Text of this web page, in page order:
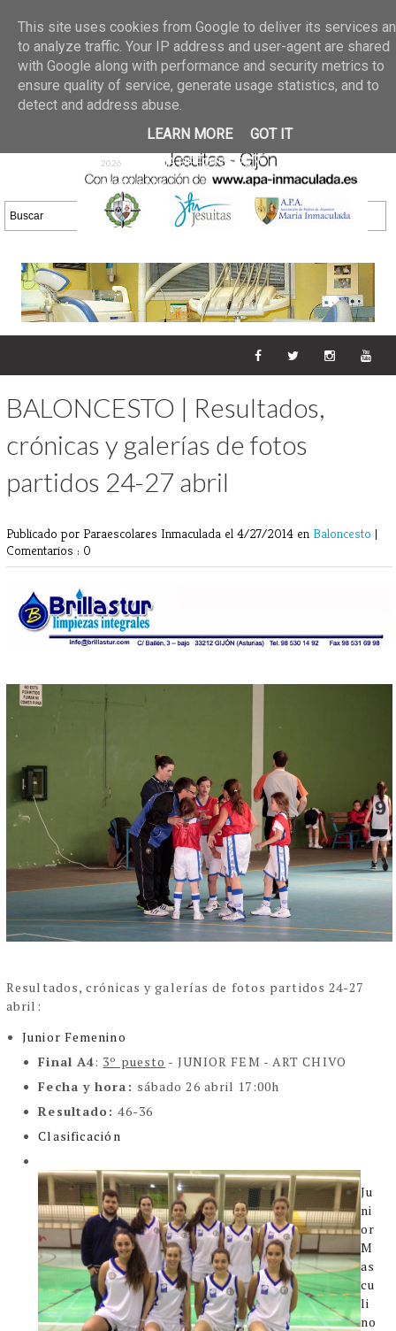
02 jun 2026
GALERIA DE FOTOS
30/05/2026
25 may 2026
GALERIA
DE FOTOS 23/05/2026
20 may
2026
GALERIA DE FOTOS
16/05/2026
DE FOTOS 09/05/2026
28 abr
2026
GALERIA DE FOTOS 25 Y
26/04/2026
BALONCESTO | Resultados,
crónicas y galerías de fotos
partidos 24-27 abril
Publicado por Paraescolares Inmaculada el 4/27/2014 en Baloncesto |
Comentarios : 0
Resultados, crónicas y galerías de fotos partidos 24-27
abril:
Junior Femenino
Final A4: 3º puesto - JUNIOR FEM - ART CHIVO
Fecha y hora : sábado 26 abril 17:00h
Resultado :46-36
Clasificación
Ju
ni
or
M
as
cu
li
no
This site uses cookies from Google to deliver its services
to analyze traffic. Your IP address and user-agent are shared
with Google along with performance and security metrics to
ensure quality of service, generate usage statistics, and to
detect and address abuse.
LEARN MORE
GOT IT